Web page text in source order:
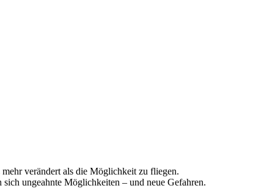
verändert als die Möglichkeit zu fliegen.
ungeahnte Möglichkeiten – und neue Gefahren.